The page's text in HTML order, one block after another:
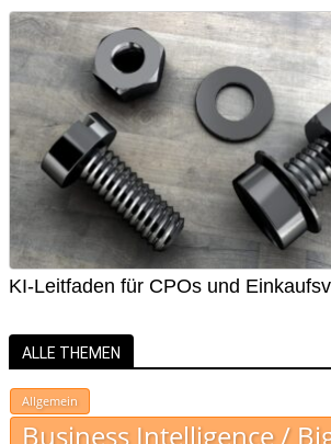
KI-Leitfaden für CPOs und
ALLE THEMEN
Allgemein
Business Intelligence /